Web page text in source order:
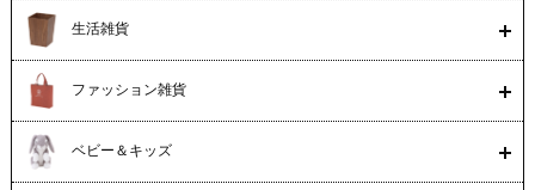
生活雑貨
ファッション雑貨
ベビー＆キッズ